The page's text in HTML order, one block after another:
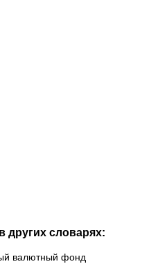
других словарях:
валютный фонд